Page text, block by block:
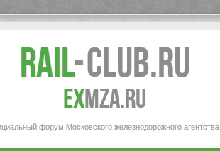
Rail-Club.RU
exMZA.RU
форум Московского железнодорожного агентства